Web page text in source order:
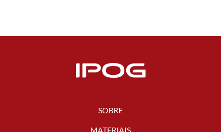
SOBRE
MATERIAIS